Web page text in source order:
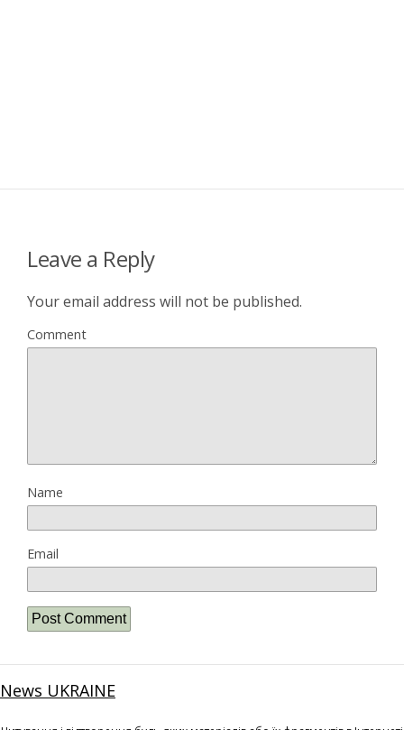
Leave a Reply
Your email address will not be published.
Comment
Name
Email
News UKRAINE